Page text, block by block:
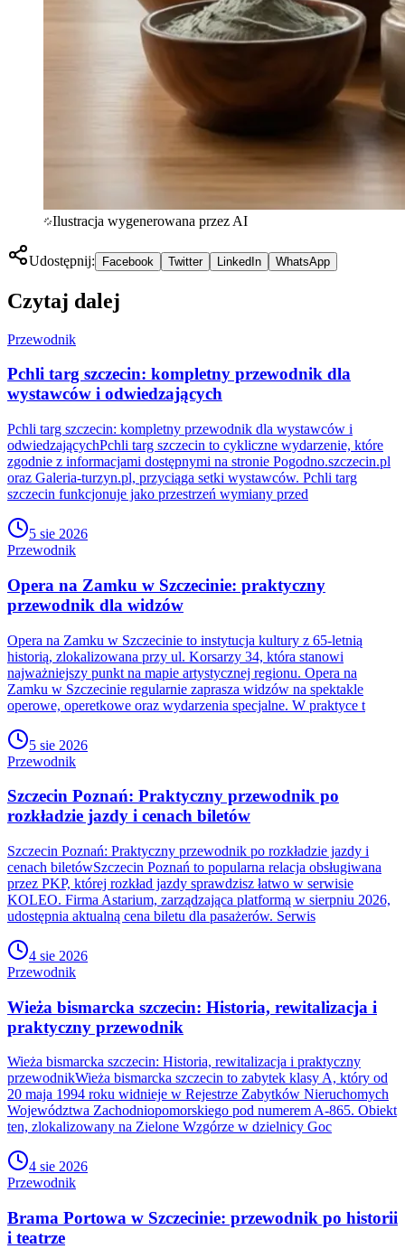
Ilustracja wygenerowana przez AI
Udostępnij: Facebook Twitter LinkedIn WhatsApp
Czytaj dalej
Przewodnik
Pchli targ szczecin: kompletny przewodnik dla
wystawców i odwiedzających
Pchli targ szczecin: kompletny przewodnik dla wystawców i
odwiedzającychPchli targ szczecin to cykliczne wydarzenie, które
zgodnie z informacjami dostępnymi na stronie Pogodno.szczecin.pl
oraz Galeria-turzyn.pl, przyciąga setki wystawców. Pchli targ
szczecin funkcjonuje jako przestrzeń wymiany przed
5 sie 2026
Przewodnik
Opera na Zamku w Szczecinie: praktyczny
przewodnik dla widzów
Opera na Zamku w Szczecinie to instytucja kultury z 65-letnią
historią, zlokalizowana przy ul. Korsarzy 34, która stanowi
najważniejszy punkt na mapie artystycznej regionu. Opera na
Zamku w Szczecinie regularnie zaprasza widzów na spektakle
operowe, operetkowe oraz wydarzenia specjalne. W praktyce t
5 sie 2026
Przewodnik
Szczecin Poznań: Praktyczny przewodnik po
rozkładzie jazdy i cenach biletów
Szczecin Poznań: Praktyczny przewodnik po rozkładzie jazdy i
cenach biletówSzczecin Poznań to popularna relacja obsługiwana
przez PKP, której rozkład jazdy sprawdzisz łatwo w serwisie
KOLEO. Firma Astarium, zarządzająca platformą w sierpniu 2026,
udostępnia aktualną cena biletu dla pasażerów. Serwis
4 sie 2026
Przewodnik
Wieża bismarcka szczecin: Historia, rewitalizacja i
praktyczny przewodnik
Wieża bismarcka szczecin: Historia, rewitalizacja i praktyczny
przewodnikWieża bismarcka szczecin to zabytek klasy A, który od
20 maja 1994 roku widnieje w Rejestrze Zabytków Nieruchomych
Województwa Zachodniopomorskiego pod numerem A-865. Obiekt
ten, zlokalizowany na Zielone Wzgórze w dzielnicy Goc
4 sie 2026
Przewodnik
Brama Portowa w Szczecinie: przewodnik po historii
i teatrze